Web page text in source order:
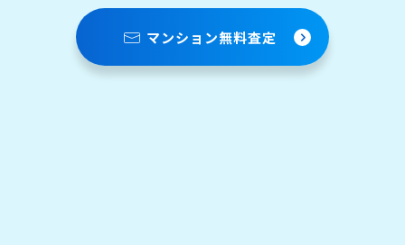
マンション無料査定